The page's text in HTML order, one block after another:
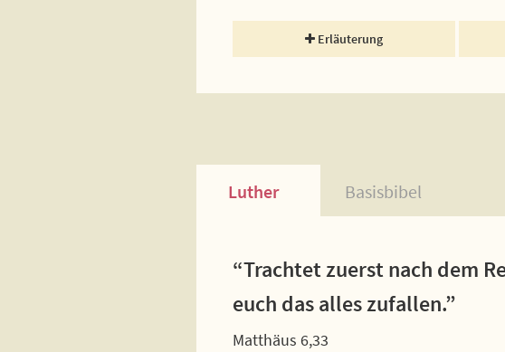
Erläuterung
Luther Basisbibel
“Trachtet zuerst nach dem
euch das alles zufallen.”
Matthäus 6,33